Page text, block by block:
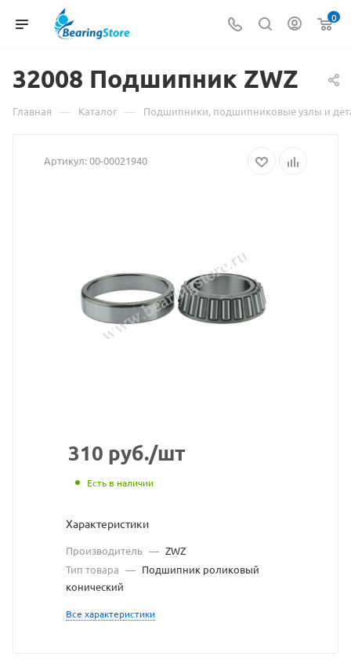
0
32008 Материал
о
32008
с
сайта
разрешения
владельца
Подшипник ZWZ
Главная — Каталог — Подшипники, подшипниковые узлы и
Артикул:00-00021940
310 руб./шт
Есть в наличии
Характеристики
Производитель — ZWZ
Тип товара — Подшипник роликовый
конический
Все характеристики